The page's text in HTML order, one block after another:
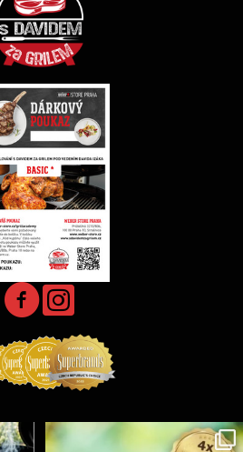
k... Koření Suncity – autentická BBQ chuť u vás doma!...